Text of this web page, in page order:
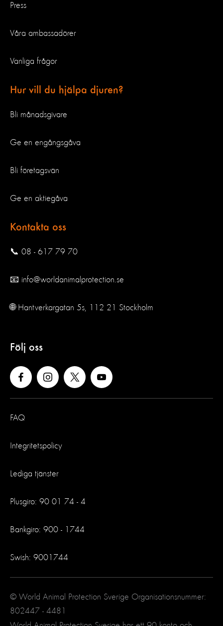
Press
Våra ambassadörer
Vanliga frågor
Hur vill du hjälpa djuren?
Bli månadsgivare
Ge en engångsgåva
Bli företagsvän
Ge en aktiegåva
Kontakta oss
📞 08 - 617 79 70
📧 info@worldanimalprotection.se
🌐 Hantverkargatan 5s, 112 21 Stockholm
Följ oss
FAQ
Integritetspolicy
Lediga tjänster
Plusgiro: 90 01 74 - 4
Bankgiro: 900 - 1744
Swish: 9001744
© World Animal Protection Sverige Organisationsnummer:
802447 - 4481